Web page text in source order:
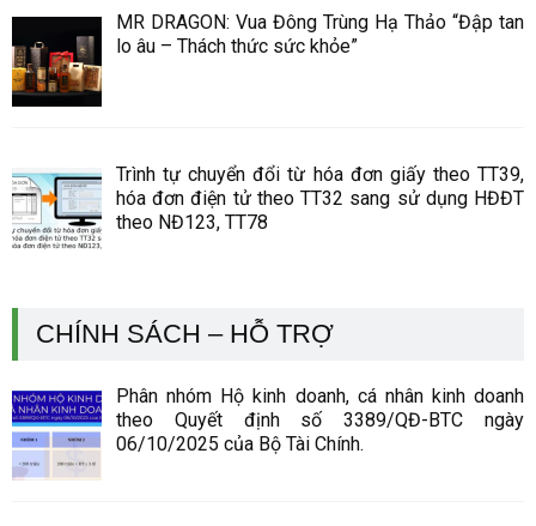
MR DRAGON: Vua Đông Trùng Hạ Thảo “Đập tan
lo âu – Thách thức sức khỏe”
Trình tự chuyển đổi từ hóa đơn giấy theo TT39,
hóa đơn điện tử theo TT32 sang sử dụng HĐĐT
theo NĐ123, TT78
CHÍNH SÁCH – HỖ TRỢ
Phân nhóm Hộ kinh doanh, cá nhân kinh doanh
theo Quyết định số 3389/QĐ-BTC ngày
06/10/2025 của Bộ Tài Chính.